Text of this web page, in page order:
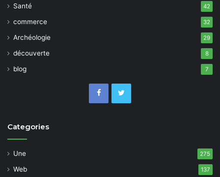
Santé 42
commerce 32
Archéologie 29
découverte 8
blog 7
Categories
Une 275
Web 137